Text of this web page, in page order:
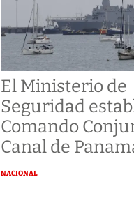
El Ministerio de
Seguridad
Comando
Canal de
NACIONAL